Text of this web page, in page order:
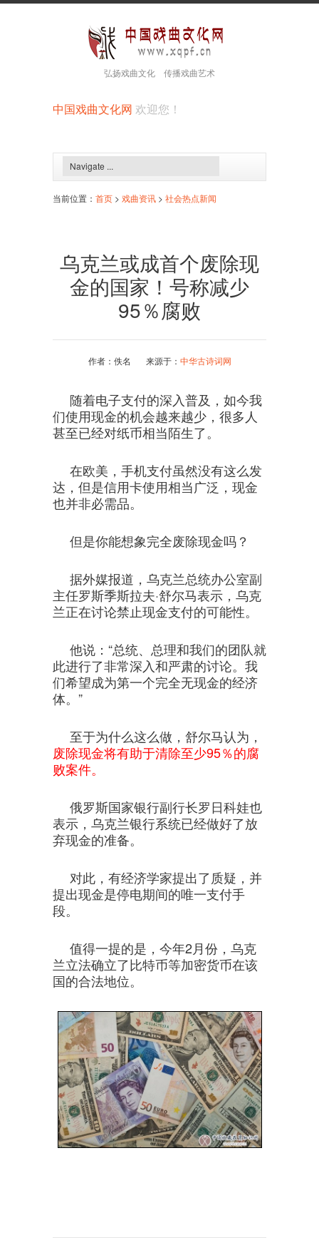
弘扬戏曲文化 传播戏曲艺术
中国戏曲文化网 欢迎您！
当前位置： 首页 > 戏曲资讯 > 社会热点新闻
乌克兰或成首个废除现
金的国家！号称减少
95％腐败
作者：佚名 来源于： 中华古诗词网
随着电子支付的深入普及，如今我
们使用现金的机会越来越少，很多人
甚至已经对纸币相当陌生了。
在欧美，手机支付虽然没有这么发
达，但是信用卡使用相当广泛，现金
也并非必需品。
但是你能想象完全废除现金吗？
据外媒报道，乌克兰总统办公室副
主任罗斯季斯拉夫·舒尔马表示，乌克
兰正在讨论禁止现金支付的可能性。
他说：“总统、总理和我们的团队就
此进行了非常深入和严肃的讨论。我
们希望成为第一个完全无现金的经济
体。”
至于为什么这么做，舒尔马认为，
废除现金将有助于清除至少95％的腐
败案件。
俄罗斯国家银行副行长罗日科娃也
表示，乌克兰银行系统已经做好了放
弃现金的准备。
对此，有经济学家提出了质疑，并
提出现金是停电期间的唯一支付手
段。
值得一提的是，今年2月份，乌克
兰立法确立了比特币等加密货币在该
国的合法地位。